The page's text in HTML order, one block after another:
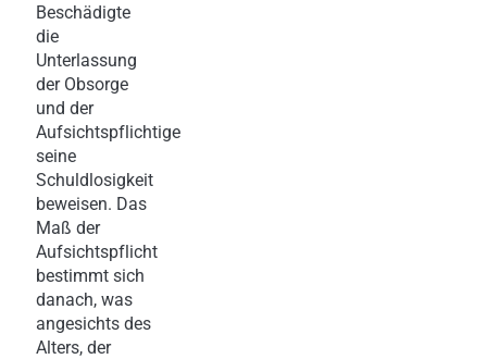
Beschädigte
die
Unterlassung
der Obsorge
und der
Aufsichtspflichtige
seine
Schuldlosigkeit
beweisen. Das
Maß der
Aufsichtspflicht
bestimmt sich
danach, was
angesichts des
Alters, der